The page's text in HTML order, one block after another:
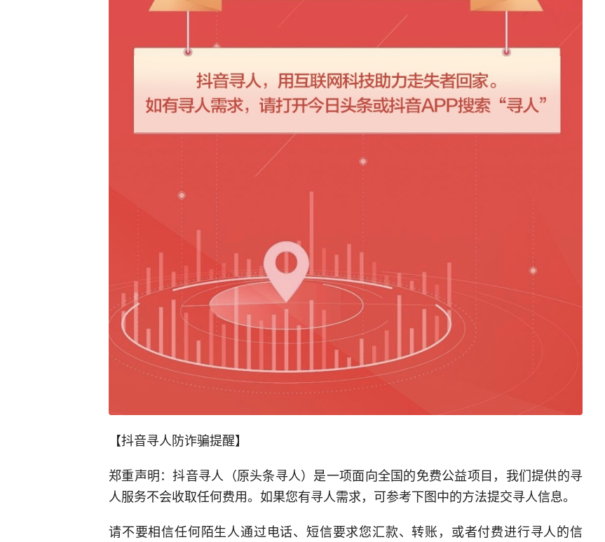
【抖音寻人防诈骗提醒】
郑重声明：抖音寻人（原头条寻人）是一项面向全国的免费公益项目，我们提供的寻
人服务不会收取任何费用。如果您有寻人需求，可参考下图中的方法提交寻人信息。
请不要相信任何陌生人通过电话、短信要求您汇款、转账，或者付费进行寻人的信